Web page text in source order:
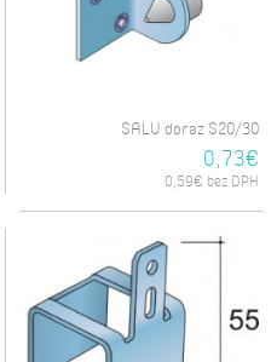
SALU doraz S20/30
0,73€
0,59€ bez DPH